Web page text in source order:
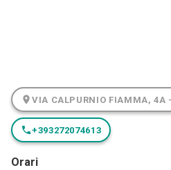
VIA CALPURNIO FIAMMA, 4A
+393272074613
Orari